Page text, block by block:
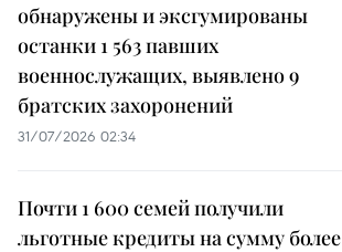
обнаружены и эксгумированы
останки 1 563 павших
военнослужащих, выявлено 9
братских захоронений
31/07/2026 02:34
Почти 1 600 семей получили
льготные кредиты на сумму более